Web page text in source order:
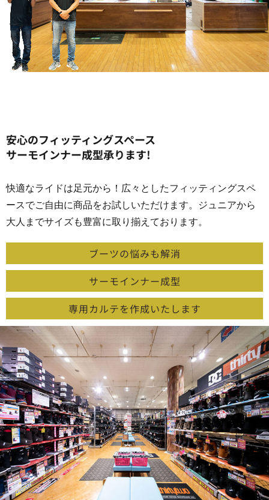
安心のフィッティングスペース
サーモインナー成型承ります!
快適なライドは足元から！広々としたフィッティングスペ
ースでご自由に商品をお試しいただけます。ジュニアから
大人までサイズも豊富に取り揃えております。
ブーツの悩みも解消
サーモインナー成型
専用カルテを作成いたします